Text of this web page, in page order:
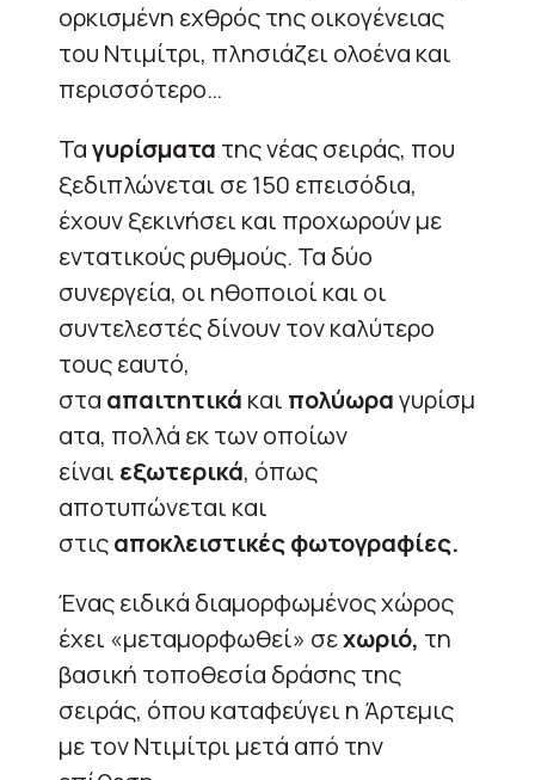
ορκισμένη εχθρός της οικογένειας
του Ντιμίτρι, πλησιάζει ολοένα και
περισσότερο…
Ταγυρίσματα της νέας σειράς, που
ξεδιπλώνεται σε 150 επεισόδια,
έχουν ξεκινήσει και προχωρούν με
εντατικούς ρυθμούς. Τα δύο
συνεργεία, οι ηθοποιοί και οι
συντελεστές δίνουν τον καλύτερο
τους εαυτό,
στα απαιτητικά και πολύωραγυρίσμ
ατα, πολλά εκ των οποίων
είναι εξωτερικά, όπως
αποτυπώνεται και
στιςαποκλειστικές φωτογραφίες.
Ένας ειδικά διαμορφωμένος χώρος
έχει «μεταμορφωθεί» σεχωριό, τη
βασική τοποθεσία δράσης της
σειράς, όπου καταφεύγει η Άρτεμις
με τον Ντιμίτρι μετά από την